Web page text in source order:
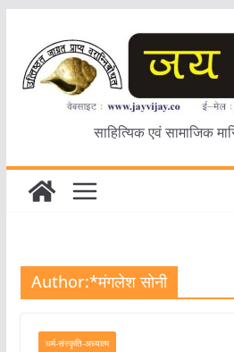
content
साहित्यिक एवं सामाजिक
Author:*मंगलेश सोनी
धर्म-संस्कृति-अध्यात्म